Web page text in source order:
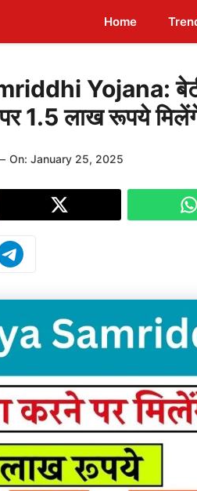
Home
Yojana:
पर 1.5 लाख रूपये
On: January 25, 2025